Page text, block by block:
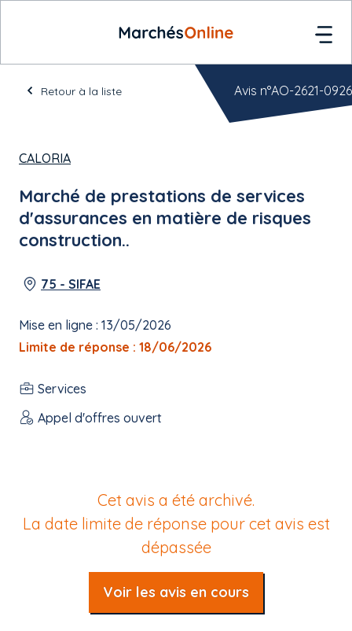
Retour à la liste
CALORIA
Marché de prestations de services
d'assurances en matière de risques
construction..
75 - SIFAE
Mise en ligne : 13/05/2026
Limite de réponse : 18/06/2026
Services
Appel d'offres ouvert
Avis n°AO-2621-0926
Cet avis a été archivé.
La date limite de réponse pour cet avis est
dépassée
Voir les avis en cours